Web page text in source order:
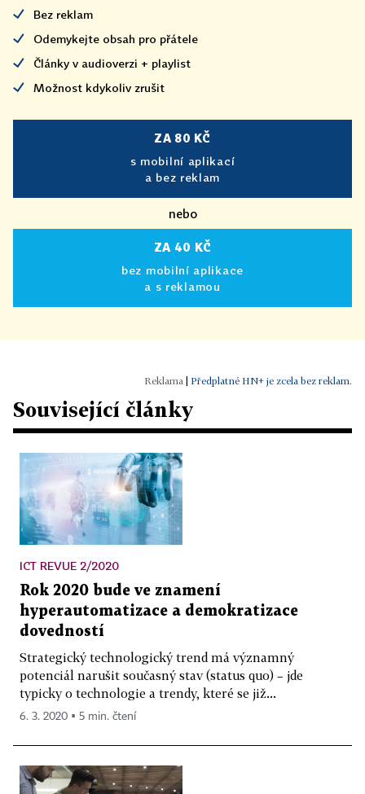
Bez reklam
Odemykejte obsah pro přátele
Články v audioverzi + playlist
Možnost kdykoliv zrušit
ZA 80 KČ
s mobilní aplikací
a bez reklam
nebo
ZA 40 KČ
bez mobilní aplikace
a s reklamou
Předplatné HN+ je zcela bez reklam.
Související články
ICT REVUE 2/2020
Rok 2020 bude ve znamení
hyperautomatizace a demokratizace
dovedností
Strategický technologický trend má významný
potenciál narušit současný stav (status quo) – jde
typicky o technologie a trendy, které se již...
6. 3. 2020 ▪ 5 min. čtení